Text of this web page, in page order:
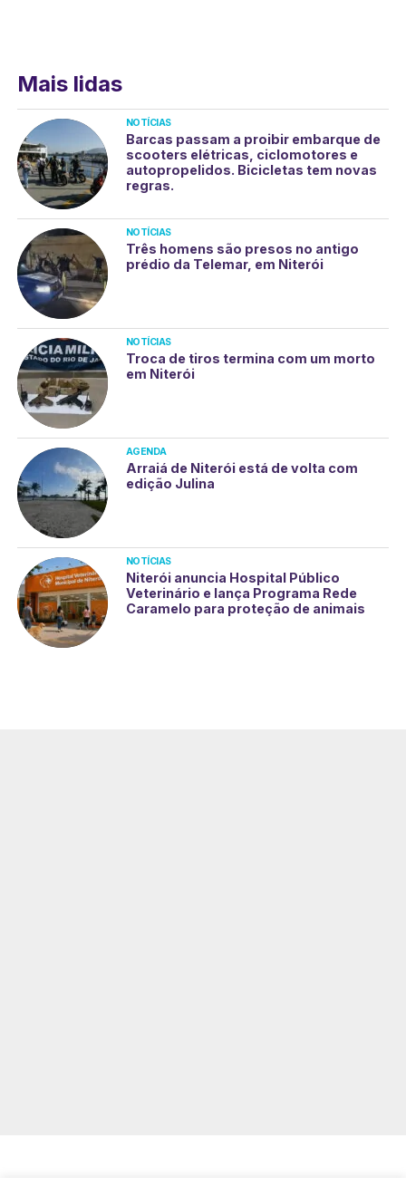
Mais lidas
NOTÍCIAS
Barcas passam a proibir embarque de
scooters elétricas, ciclomotores e
autopropelidos. Bicicletas tem novas
regras.
NOTÍCIAS
Três homens são presos no antigo
prédio da Telemar, em Niterói
NOTÍCIAS
Troca de tiros termina com um morto
em Niterói
AGENDA
Arraiá de Niterói está de volta com
edição Julina
NOTÍCIAS
Niterói anuncia Hospital Público
Veterinário e lança Programa Rede
Caramelo para proteção de animais